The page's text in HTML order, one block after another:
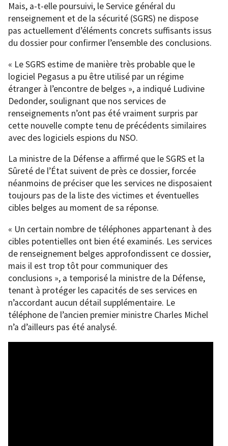
Mais, a-t-elle poursuivi, le Service général du
renseignement et de la sécurité (SGRS) ne dispose
pas actuellement d’éléments concrets suffisants issus
du dossier pour confirmer l’ensemble des conclusions.
« Le SGRS estime de manière très probable que le
logiciel Pegasus a pu être utilisé par un régime
étranger à l’encontre de belges », a indiqué Ludivine
Dedonder, soulignant que nos services de
renseignements n’ont pas été vraiment surpris par
cette nouvelle compte tenu de précédents similaires
avec des logiciels espions du NSO.
La ministre de la Défense a affirmé que le SGRS et la
Sûreté de l’État suivent de près ce dossier, forcée
néanmoins de préciser que les services ne disposaient
toujours pas de la liste des victimes et éventuelles
cibles belges au moment de sa réponse.
« Un certain nombre de téléphones appartenant à des
cibles potentielles ont bien été examinés. Les services
de renseignement belges approfondissent ce dossier,
mais il est trop tôt pour communiquer des
conclusions », a temporisé la ministre de la Défense,
tenant à protéger les capacités de ses services en
n’accordant aucun détail supplémentaire. Le
téléphone de l’ancien premier ministre Charles Michel
n’a d’ailleurs pas été analysé.